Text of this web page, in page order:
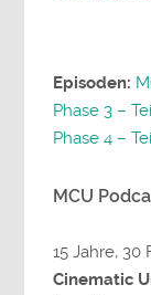
Episoden:
Phase 3 –
Phase 4 –
MCU
15 Jahre,
Cinematic